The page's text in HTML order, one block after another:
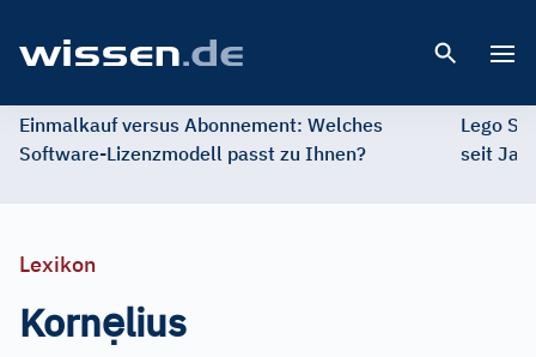
Einmalkauf versus Abonnement: Welches
Software-Lizenzmodell passt zu Ihnen?
Lego
seit
Lexikon
Kornẹlius